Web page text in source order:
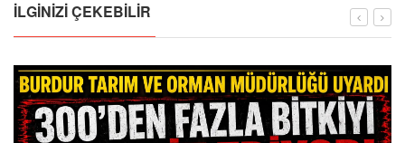
İLGINIZI ÇEKEBILIR